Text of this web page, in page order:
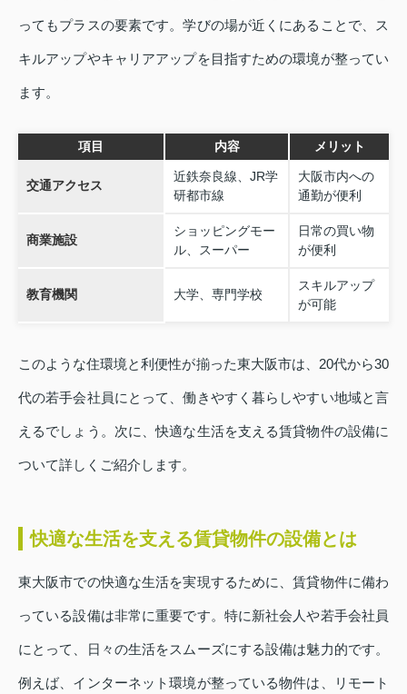
ってもプラスの要素です。学びの場が近くにあることで、ス
キルアップやキャリアアップを目指すための環境が整ってい
ます。
項目 内容 メリット
交通アクセス
近鉄奈良線、JR学
研都市線
大阪市内への
通勤が便利
商業施設
ショッピングモー
ル、スーパー
日常の買い物
が便利
教育機関 大学、専門学校
スキルアップ
が可能
このような住環境と利便性が揃った東大阪市は、20代から30
代の若手会社員にとって、働きやすく暮らしやすい地域と言
えるでしょう。次に、快適な生活を支える賃貸物件の設備に
ついて詳しくご紹介します。
快適な生活を支える賃貸物件の設備とは
東大阪市での快適な生活を実現するために、賃貸物件に備わ
っている設備は非常に重要です。特に新社会人や若手会社員
にとって、日々の生活をスムーズにする設備は魅力的です。
例えば、インターネット環境が整っている物件は、リモート